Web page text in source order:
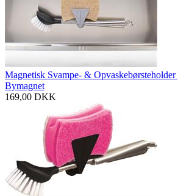
Magnetisk Svampe- &
Bymagnet
169,00 DKK